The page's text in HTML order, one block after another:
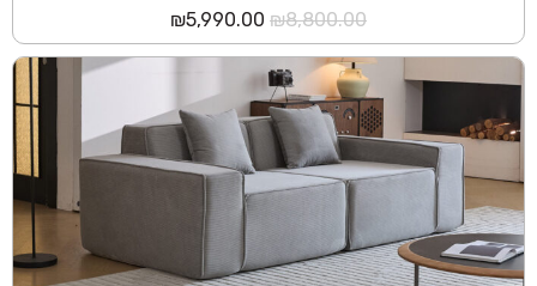
₪8,800.00
המחיר
המקורי
היה:
₪8,800.00.
₪5,990.00
הנוכחי
הוא: